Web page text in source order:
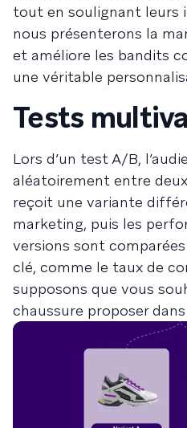
tout en soulignant leurs
nous présenterons la
et améliore les bandits
une véritable
Tests
Lors d’un test A/B,
aléatoirement entre
reçoit une variante
marketing, puis les
versions sont comparées
clé, comme le taux de
supposons que vous
chaussure proposer